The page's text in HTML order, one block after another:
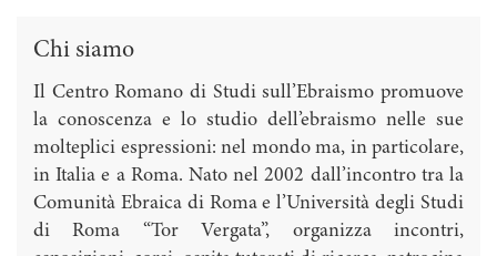
Chi siamo
Il Centro Romano di Studi sull’Ebraismo promuove
la conoscenza e lo studio dell’ebraismo nelle sue
molteplici espressioni: nel mondo ma, in particolare,
in Italia e a Roma. Nato nel 2002 dall’incontro tra la
Comunità Ebraica di Roma e l’Università degli Studi
di Roma “Tor Vergata”, organizza incontri,